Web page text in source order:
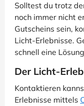
Solltest du trotz
noch immer nicht
Gutscheins sein,
Licht-Erlebnisse.
schnell eine
Der Licht-
Kontaktieren
Erlebnisse mittels